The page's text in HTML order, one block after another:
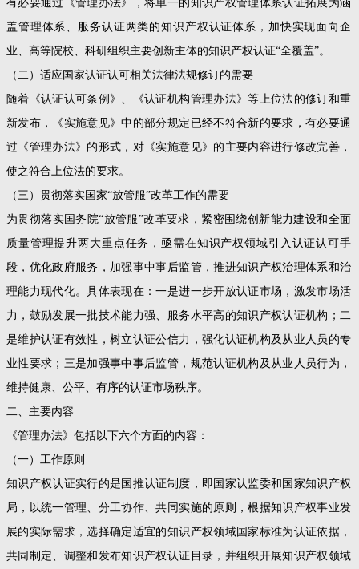
有必要通过《管理办法》，将单一的知识产权管理体系认证拓展为涵
盖管理体系、服务认证两类的知识产权认证体系，加快实现面向企
业、高等院校、科研组织主要创新主体的知识产权认证“全覆盖”。
（二）适应国家认证认可相关法律法规修订的需要
随着《认证认可条例》、《认证机构管理办法》等上位法的修订和重
新发布，《实施意见》中的部分规定已经不符合新的要求，有必要通
过《管理办法》的形式，对《实施意见》的主要内容进行修改完善，
使之符合上位法的要求。
（三）贯彻落实国家“放管服”改革工作的需要
为贯彻落实国务院“放管服”改革要求，紧密围绕创新能力建设和全面
质量管理提升两大重点任务，亟需在知识产权领域引入认证认可手
段，优化政府服务，加强事中事后监管，推进知识产权治理体系和治
理能力现代化。具体表现在：一是进一步开放认证市场，激发市场活
力，鼓励发展一批技术能力强、服务水平高的知识产权认证机构；二
是维护认证有效性，树立认证公信力，强化认证机构及从业人员的专
业性要求；三是加强事中事后监管，规范认证机构及从业人员行为，
维持健康、公平、有序的认证市场秩序。
二、主要内容
《管理办法》包括以下六个方面的内容：
（一）工作原则
知识产权认证实行的是国推认证制度，即国家认监委和国家知识产权
局，以统一管理、分工协作、共同实施的原则，根据知识产权事业发
展的实际需求，选择确定适宜的知识产权领域国家标准为认证依据，
共同制定、调整和发布知识产权认证目录，并组织开展知识产权领域